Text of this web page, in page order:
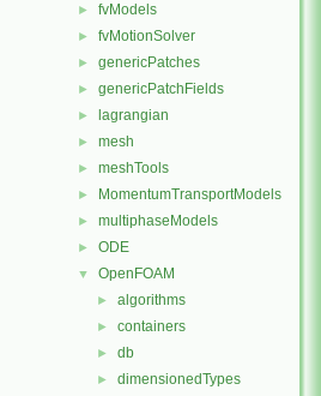
► fvModels
► fvMotionSolver
► genericPatches
► genericPatchFields
► lagrangian
► mesh
► meshTools
► MomentumTransportModels
► multiphaseModels
► ODE
▼ OpenFOAM
► algorithms
► containers
► db
► dimensionedTypes